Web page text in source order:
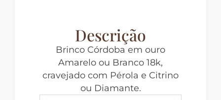
Descrição
Brinco Córdoba em ouro
Amarelo ou Branco 18k,
cravejado com Pérola e Citrino
ou Diamante.